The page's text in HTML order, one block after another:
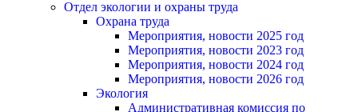
Отдел экологии и охраны труда
Охрана труда
Мероприятия, новости 2025 год
Мероприятия, новости 2023 год
Мероприятия, новости 2024 год
Мероприятия, новости 2026 год
Экология
Административная комиссия по